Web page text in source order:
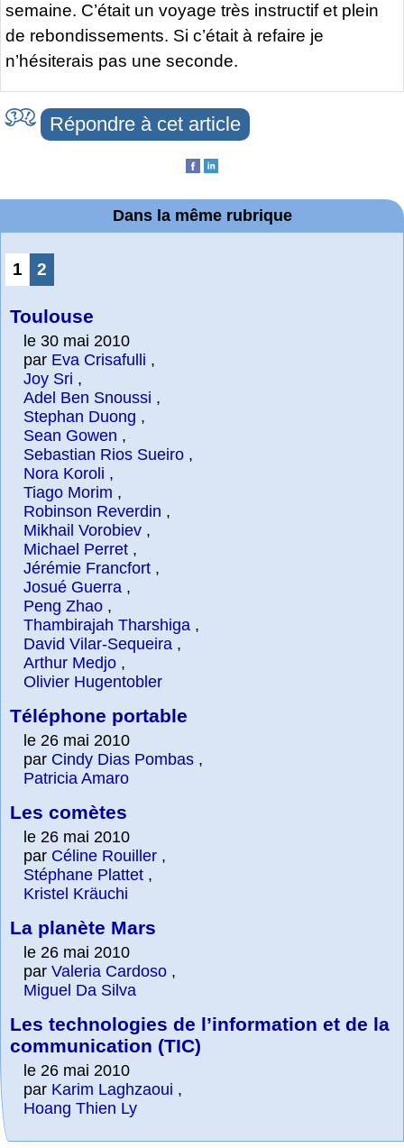
semaine. C’était un voyage très instructif et plein
de rebondissements. Si c’était à refaire je
n’hésiterais pas une seconde.
Répondre à cet article
Dans la même rubrique
1 2
Toulouse
le 30 mai 2010
par Eva Crisafulli ,
Joy Sri ,
Adel Ben Snoussi ,
Stephan Duong ,
Sean Gowen ,
Sebastian Rios Sueiro ,
Nora Koroli ,
Tiago Morim ,
Robinson Reverdin ,
Mikhail Vorobiev ,
Michael Perret ,
Jérémie Francfort ,
Josué Guerra ,
Peng Zhao ,
Thambirajah Tharshiga ,
David Vilar-Sequeira ,
Arthur Medjo ,
Olivier Hugentobler
Téléphone portable
le 26 mai 2010
par Cindy Dias Pombas ,
Patricia Amaro
Les comètes
le 26 mai 2010
par Céline Rouiller ,
Stéphane Plattet ,
Kristel Kräuchi
La planète Mars
le 26 mai 2010
par Valeria Cardoso ,
Miguel Da Silva
Les technologies de l’information et de la
communication (TIC)
le 26 mai 2010
par Karim Laghzaoui ,
Hoang Thien Ly